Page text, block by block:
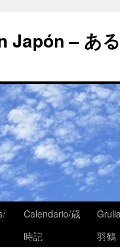
Japón – あ
Calendario/歳
時記
羽鶴